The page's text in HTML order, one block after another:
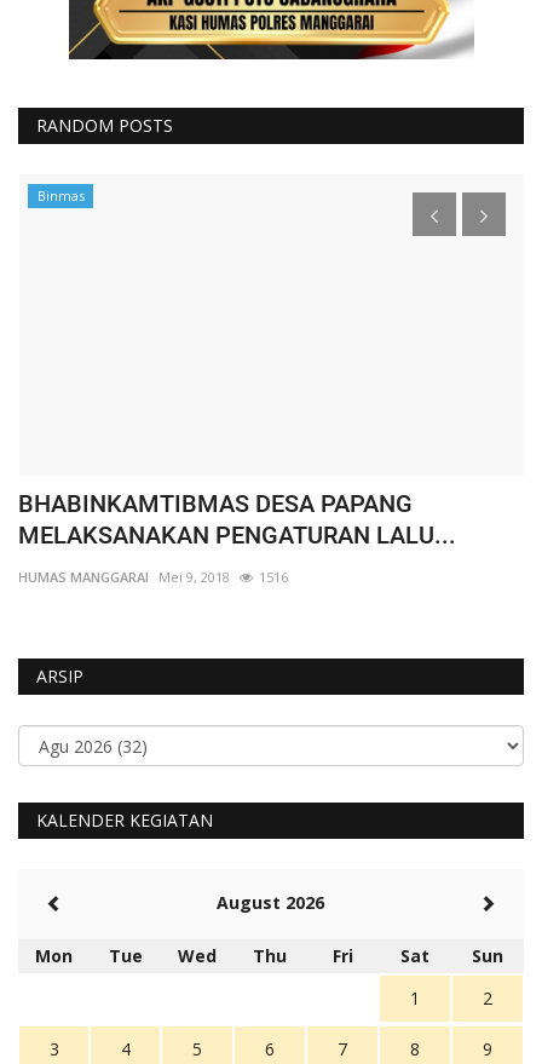
RANDOM POSTS
Binmas
BHABINKAMTIBMAS DESA PAPANG
MELAKSANAKAN PENGATURAN LALU...
HUMAS MANGGARAI Mei 9, 2018 1516
ARSIP
KALENDER KEGIATAN
August 2026
Mon Tue Wed Thu Fri Sat
Sun
1
2
3 4 5 6 7 8 9